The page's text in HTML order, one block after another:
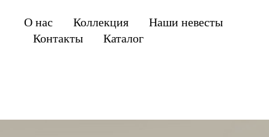
О нас Коллекция
Наши невесты
Контакты
Каталог